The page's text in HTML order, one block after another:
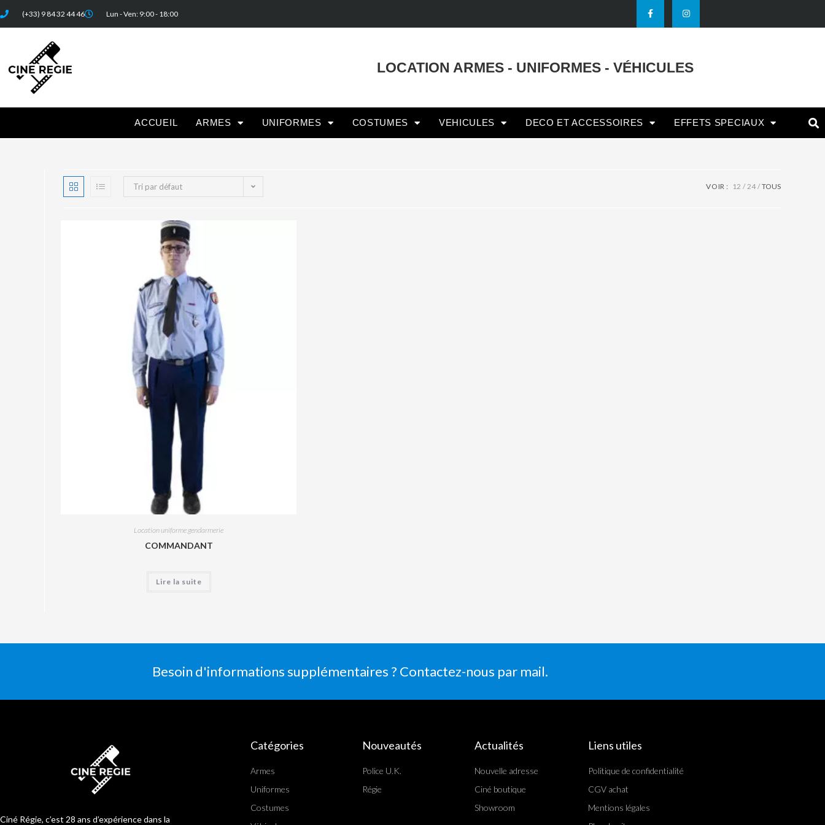
(+33) 9 84 32 44 46 Lun - Ven: 9:00 - 18:00
LOCATION ARMES - UNIFORMES - VÉHICULES
ACCUEIL ARMES UNIFORMES COSTUMES VEHICULES DECO ET ACCESSOIRES EFFETS SPECIAUX
Tri par défaut VOIR : 12 24 TOUS
Location uniforme gendarmerie
COMMANDANT
Lire la suite
Besoin d'informations supplémentaires ? Contactez-nous par mail.
Ciné Régie, c’est 28 ans d’expérience dans la
Catégories
Armes
Uniformes
Costumes
Nouveautés
Police U.K.
Régie
Actualités
Nouvelle adresse
Ciné boutique
Showroom
Liens utiles
Politique de confidentialité
CGV achat
Mentions légales